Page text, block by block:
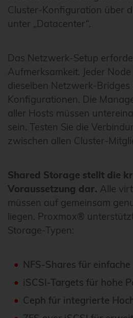
Cluster-Konfiguration über
unter „Datacenter“.
Das Netzwerk-Setup
Aufmerksamkeit. Jeder
dieselben Netzwerk-
Konfigurationen. Die
aller Hosts müssen
sein. Testen Sie die
zwischen allen Cluster-
Shared Storage stellt die
Voraussetzung dar. Alle
müssen auf gemeinsam
liegen. Proxmox®
Storage-Typen:
NFS-Shares für
iSCSI-Targets für hohe
Ceph für integrierte